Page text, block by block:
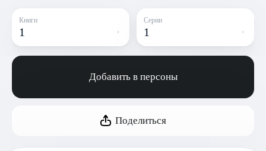
Книги
1
Серии
1
Добавить в персоны
Поделиться